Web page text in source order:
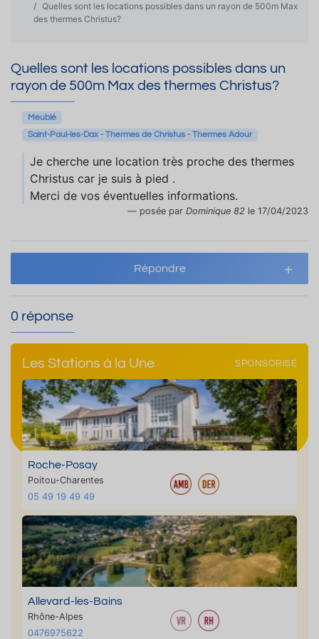
Quelles sont les locations possibles dans un rayon de 500m Max
des thermes Christus?
Quelles sont les locations possibles dans un
rayon de 500m Max des thermes Christus?
Meublé
Saint-Paul-les-Dax - Thermes de Christus - Thermes Adour
Je cherche une location très proche des thermes
Christus car je suis à pied .
Merci de vos éventuelles informations.
posée par Dominique 82 le 17/04/2023
Répondre
0 réponse
Les Stations à la Une SPONSORISÉ
Roche-Posay
Poitou-Charentes
05 49 19 49 49
Allevard-les-Bains
Rhône-Alpes
0476975622